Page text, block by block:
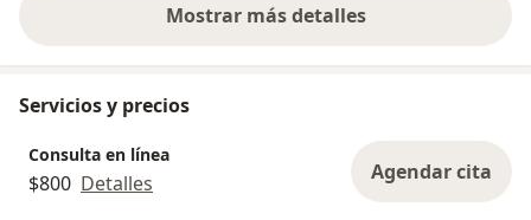
Mostrar más detalles
sobre la experiencia
Servicios y precios
Consulta en línea
$800 Detalles Agendar cita